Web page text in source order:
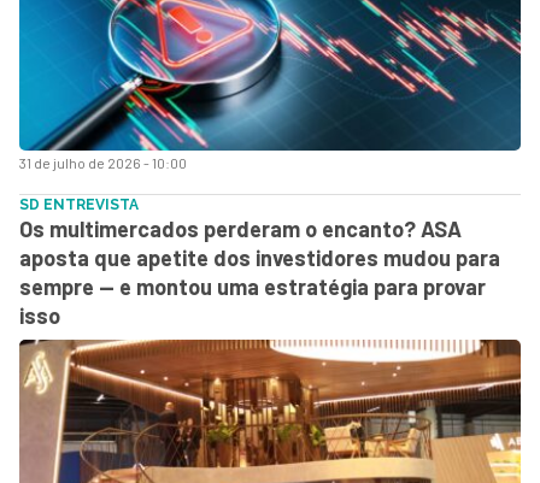
31 de julho de 2026 - 10:00
SD ENTREVISTA
Os multimercados perderam o encanto? ASA
aposta que apetite dos investidores mudou para
sempre — e montou uma estratégia para provar
isso